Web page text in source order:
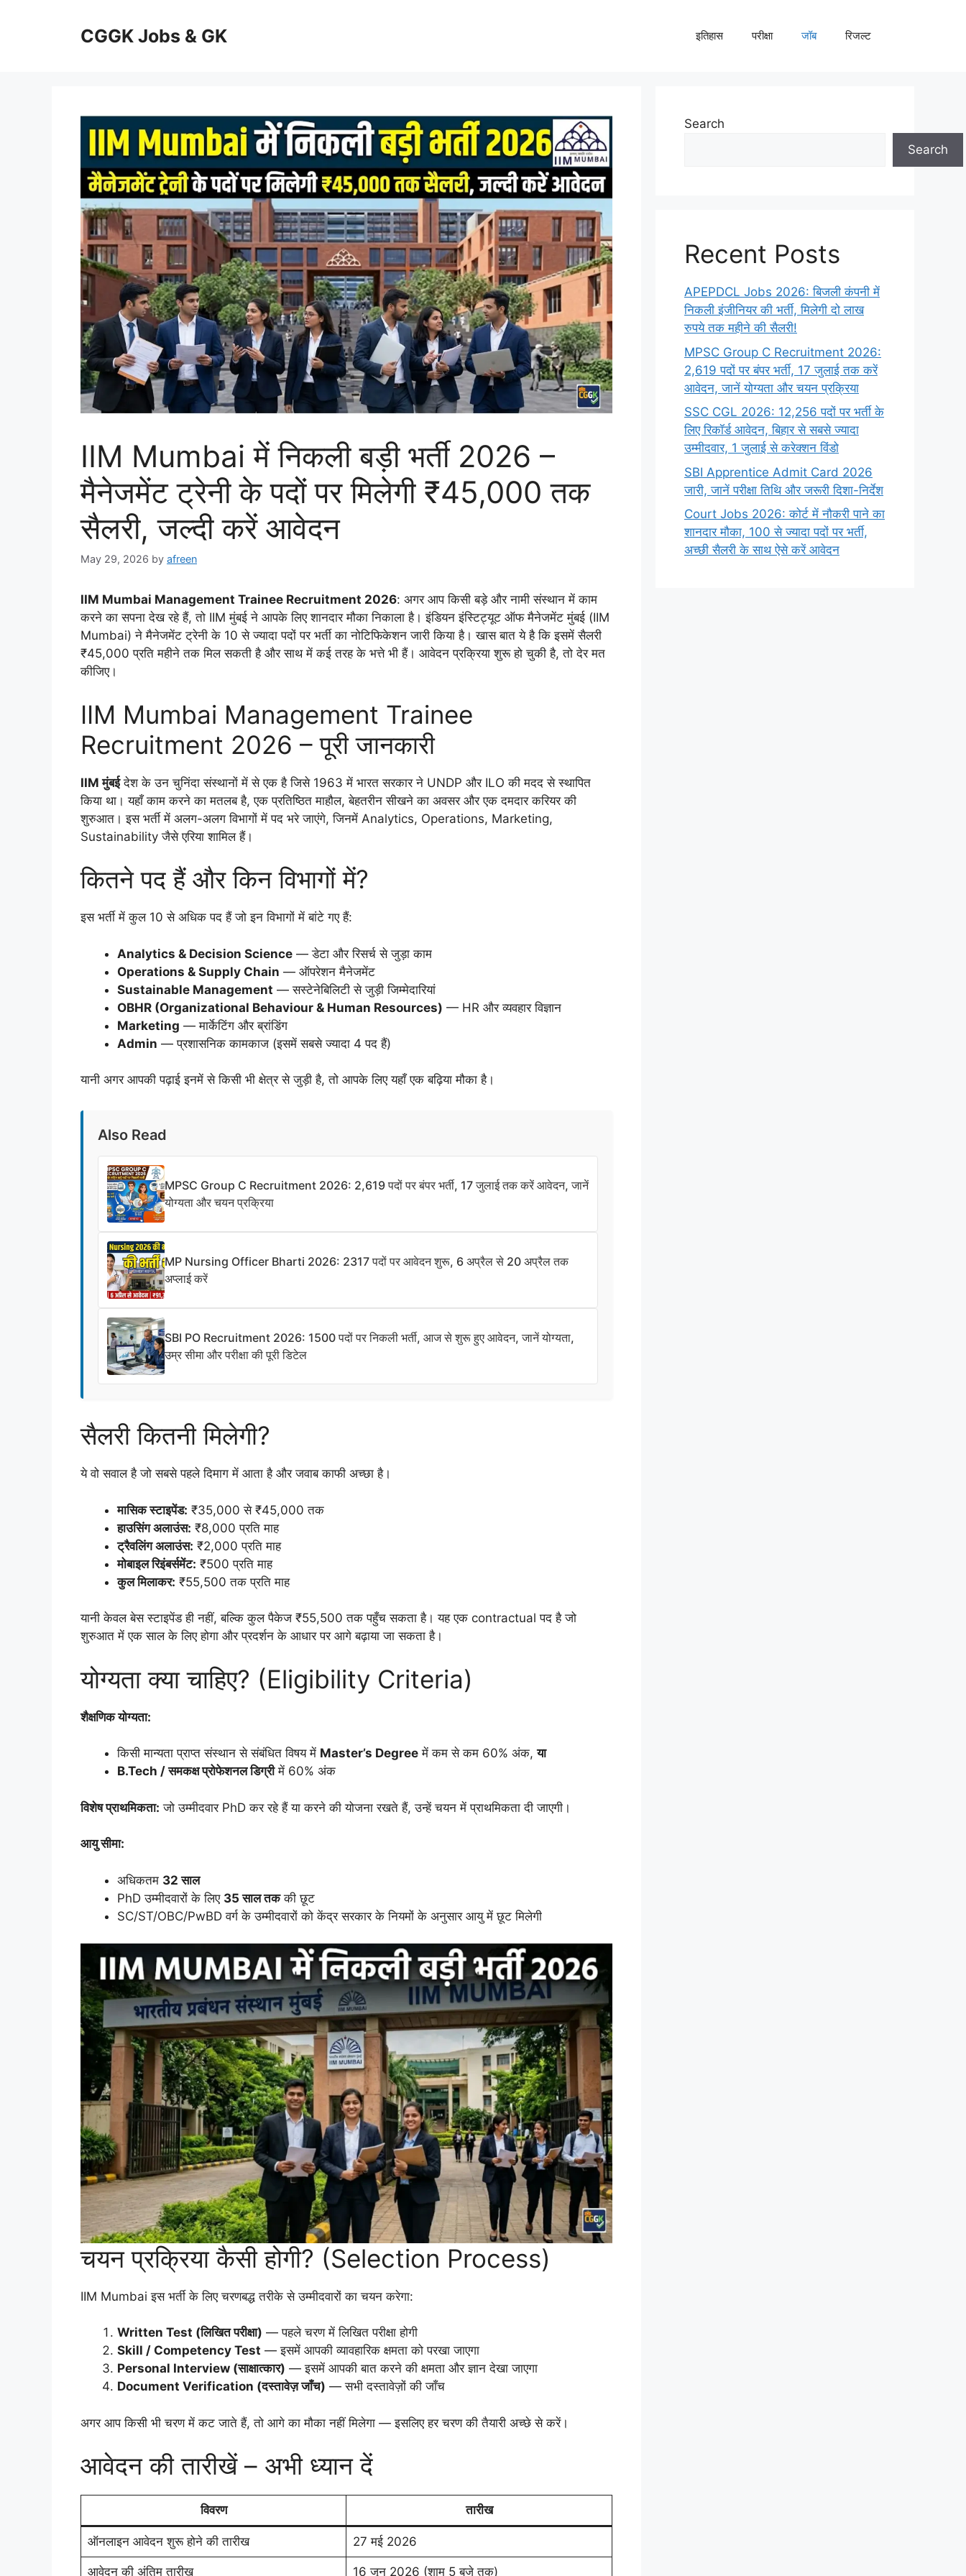
CGGK Jobs & GK इतिहास परीक्षा जॉब रिजल्ट
IIM Mumbai में निकली बड़ी भर्ती 2026 –
मैनेजमेंट ट्रेनी के पदों पर मिलेगी ₹45,000 तक
सैलरी, जल्दी करें आवेदन
May 29, 2026 by afreen
IIM Mumbai Management Trainee Recruitment 2026: अगर आप किसी बड़े और नामी संस्थान में काम
करने का सपना देख रहे हैं, तो IIM मुंबई ने आपके लिए शानदार मौका निकाला है। इंडियन इंस्टिट्यूट ऑफ मैनेजमेंट मुंबई (IIM
Mumbai) ने मैनेजमेंट ट्रेनी के 10 से ज्यादा पदों पर भर्ती का नोटिफिकेशन जारी किया है। खास बात ये है कि इसमें सैलरी
₹45,000 प्रति महीने तक मिल सकती है और साथ में कई तरह के भत्ते भी हैं। आवेदन प्रक्रिया शुरू हो चुकी है, तो देर मत
कीजिए।
IIM Mumbai Management Trainee
Recruitment 2026 – पूरी जानकारी
IIM मुंबईदेश के उन चुनिंदा संस्थानों में से एक है जिसे 1963 में भारत सरकार ने UNDP और ILO की मदद से स्थापित
किया था। यहाँ काम करने का मतलब है, एक प्रतिष्ठित माहौल, बेहतरीन सीखने का अवसर और एक दमदार करियर की
शुरुआत। इस भर्ती में अलग-अलग विभागों में पद भरे जाएंगे, जिनमें Analytics, Operations, Marketing,
Sustainability जैसे एरिया शामिल हैं।
कितने पद हैं और किन विभागों में?
इस भर्ती में कुल 10 से अधिक पद हैं जो इन विभागों में बांटे गए हैं:
Analytics & Decision Science — डेटा और रिसर्च से जुड़ा काम
Operations & Supply Chain — ऑपरेशन मैनेजमेंट
Sustainable Management — सस्टेनेबिलिटी से जुड़ी जिम्मेदारियां
OBHR (Organizational Behaviour & Human Resources) — HR और व्यवहार विज्ञान
Marketing — मार्केटिंग और ब्रांडिंग
Admin — प्रशासनिक कामकाज (इसमें सबसे ज्यादा 4 पद हैं)
यानी अगर आपकी पढ़ाई इनमें से किसी भी क्षेत्र से जुड़ी है, तो आपके लिए यहाँ एक बढ़िया मौका है।
Also Read
MPSC Group C Recruitment 2026: 2,619 पदों पर बंपर भर्ती, 17 जुलाई तक करें आवेदन, जानें
योग्यता और चयन प्रक्रिया
MP Nursing Officer Bharti 2026: 2317 पदों पर आवेदन शुरू, 6 अप्रैल से 20 अप्रैल तक
अप्लाई करें
SBI PO Recruitment 2026: 1500 पदों पर निकली भर्ती, आज से शुरू हुए आवेदन, जानें योग्यता,
उम्र सीमा और परीक्षा की पूरी डिटेल
सैलरी कितनी मिलेगी?
ये वो सवाल है जो सबसे पहले दिमाग में आता है और जवाब काफी अच्छा है।
मासिक स्टाइपेंड: ₹35,000 से ₹45,000 तक
हाउसिंग अलाउंस: ₹8,000 प्रति माह
ट्रैवलिंग अलाउंस: ₹2,000 प्रति माह
मोबाइल रिइंबर्समेंट: ₹500 प्रति माह
कुल मिलाकर: ₹55,500 तक प्रति माह
यानी केवल बेस स्टाइपेंड ही नहीं, बल्कि कुल पैकेज ₹55,500 तक पहुँच सकता है। यह एक contractual पद है जो
शुरुआत में एक साल के लिए होगा और प्रदर्शन के आधार पर आगे बढ़ाया जा सकता है।
योग्यता क्या चाहिए? (Eligibility Criteria)
शैक्षणिक योग्यता:
किसी मान्यता प्राप्त संस्थान से संबंधित विषय में Master’s Degree में कम से कम 60% अंक,या
B.Tech / समकक्ष प्रोफेशनल डिग्रीमें 60% अंक
विशेष प्राथमिकता: जो उम्मीदवार PhD कर रहे हैं या करने की योजना रखते हैं, उन्हें चयन में प्राथमिकता दी जाएगी।
आयु सीमा:
अधिकतम 32 साल
PhD उम्मीदवारों के लिए 35 साल तककी छूट
SC/ST/OBC/PwBD वर्ग के उम्मीदवारों को केंद्र सरकार के नियमों के अनुसार आयु में छूट मिलेगी
चयन प्रक्रिया कैसी होगी? (Selection Process)
IIM Mumbai इस भर्ती के लिए चरणबद्ध तरीके से उम्मीदवारों का चयन करेगा:
Written Test (लिखित परीक्षा) — पहले चरण में लिखित परीक्षा होगी
Skill / Competency Test — इसमें आपकी व्यावहारिक क्षमता को परखा जाएगा
Personal Interview (साक्षात्कार) — इसमें आपकी बात करने की क्षमता और ज्ञान देखा जाएगा
Document Verification (दस्तावेज़ जाँच) — सभी दस्तावेज़ों की जाँच
अगर आप किसी भी चरण में कट जाते हैं, तो आगे का मौका नहीं मिलेगा — इसलिए हर चरण की तैयारी अच्छे से करें।
आवेदन की तारीखें – अभी ध्यान दें
विवरण तारीख
ऑनलाइन आवेदन शुरू होने की तारीख 27 मई 2026
आवेदन की अंतिम तारीख 16 जून 2026 (शाम 5 बजे तक)
Search
Search
Recent Posts
APEPDCL Jobs 2026: बिजली कंपनी में
निकली इंजीनियर की भर्ती, मिलेगी दो लाख
रुपये तक महीने की सैलरी!
MPSC Group C Recruitment 2026:
2,619 पदों पर बंपर भर्ती, 17 जुलाई तक करें
आवेदन, जानें योग्यता और चयन प्रक्रिया
SSC CGL 2026: 12,256 पदों पर भर्ती के
लिए रिकॉर्ड आवेदन, बिहार से सबसे ज्यादा
उम्मीदवार, 1 जुलाई से करेक्शन विंडो
SBI Apprentice Admit Card 2026
जारी, जानें परीक्षा तिथि और जरूरी दिशा-निर्देश
Court Jobs 2026: कोर्ट में नौकरी पाने का
शानदार मौका, 100 से ज्यादा पदों पर भर्ती,
अच्छी सैलरी के साथ ऐसे करें आवेदन